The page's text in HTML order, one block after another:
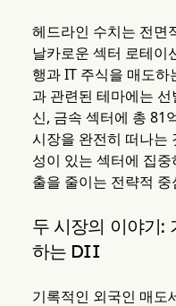
헤드라인 수치는 전면
날카로운 섹터 로테이
행과 IT 주식을 매도
과 관련된 테마에는
신, 금속 섹터에 총 81
시장을 완전히 떠나는
성이 있는 섹터에 집
출을 줄이는 전략적
두 시장의 이야기:
하는 DII
기록적인 외국인 매도